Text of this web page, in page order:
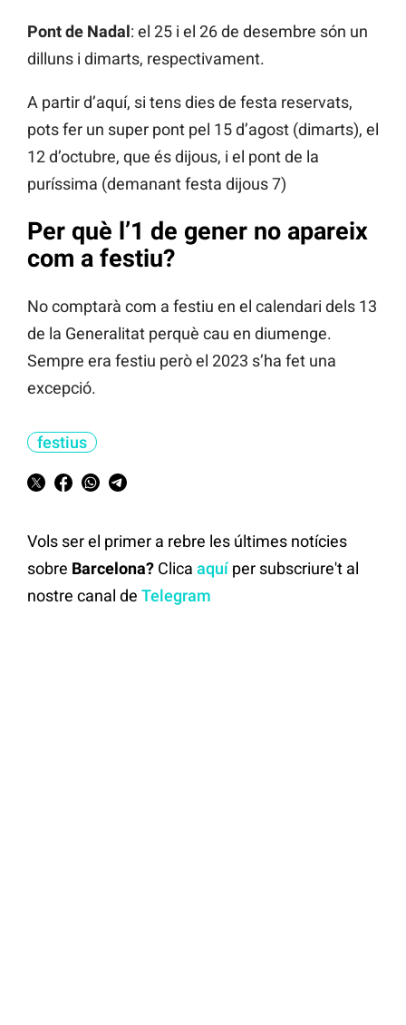
Pont de Nadal: el 25 i el 26 de desembre són un
dilluns i dimarts, respectivament.
A partir d’aquí, si tens dies de festa reservats,
pots fer un super pont pel 15 d’agost (dimarts), el
12 d’octubre, que és dijous, i el pont de la
puríssima (demanant festa dijous 7)
Per què l’1 de gener no apareix
com a festiu?
No comptarà com a festiu en el calendari dels 13
de la Generalitat perquè cau en diumenge.
Sempre era festiu però el 2023 s’ha fet una
excepció.
festius
Vols ser el primer a rebre les últimes notícies
sobre Barcelona? Clica aquíper subscriure't al
nostre canal de Telegram